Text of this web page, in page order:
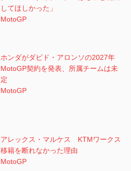
してほしかった」
MotoGP
ホンダがダビド・アロンソの2027年
MotoGP契約を発表、所属チームは未
定
MotoGP
アレックス・マルケス KTMワークス
移籍を断れなかった理由
MotoGP